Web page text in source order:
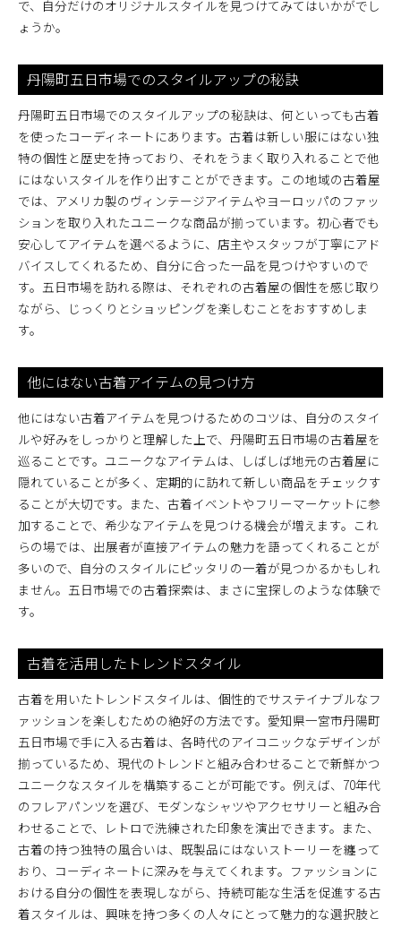
で、自分だけのオリジナルスタイルを見つけてみてはいかがでし
ょうか。
丹陽町五日市場でのスタイルアップの秘訣
丹陽町五日市場でのスタイルアップの秘訣は、何といっても古着
を使ったコーディネートにあります。古着は新しい服にはない独
特の個性と歴史を持っており、それをうまく取り入れることで他
にはないスタイルを作り出すことができます。この地域の古着屋
では、アメリカ製のヴィンテージアイテムやヨーロッパのファッ
ションを取り入れたユニークな商品が揃っています。初心者でも
安心してアイテムを選べるように、店主やスタッフが丁寧にアド
バイスしてくれるため、自分に合った一品を見つけやすいので
す。五日市場を訪れる際は、それぞれの古着屋の個性を感じ取り
ながら、じっくりとショッピングを楽しむことをおすすめしま
す。
他にはない古着アイテムの見つけ方
他にはない古着アイテムを見つけるためのコツは、自分のスタイ
ルや好みをしっかりと理解した上で、丹陽町五日市場の古着屋を
巡ることです。ユニークなアイテムは、しばしば地元の古着屋に
隠れていることが多く、定期的に訪れて新しい商品をチェックす
ることが大切です。また、古着イベントやフリーマーケットに参
加することで、希少なアイテムを見つける機会が増えます。これ
らの場では、出展者が直接アイテムの魅力を語ってくれることが
多いので、自分のスタイルにピッタリの一着が見つかるかもしれ
ません。五日市場での古着探索は、まさに宝探しのような体験で
す。
古着を活用したトレンドスタイル
古着を用いたトレンドスタイルは、個性的でサステイナブルなフ
ァッションを楽しむための絶好の方法です。愛知県一宮市丹陽町
五日市場で手に入る古着は、各時代のアイコニックなデザインが
揃っているため、現代のトレンドと組み合わせることで新鮮かつ
ユニークなスタイルを構築することが可能です。例えば、70年代
のフレアパンツを選び、モダンなシャツやアクセサリーと組み合
わせることで、レトロで洗練された印象を演出できます。また、
古着の持つ独特の風合いは、既製品にはないストーリーを纏って
おり、コーディネートに深みを与えてくれます。ファッションに
おける自分の個性を表現しながら、持続可能な生活を促進する古
着スタイルは、興味を持つ多くの人々にとって魅力的な選択肢と